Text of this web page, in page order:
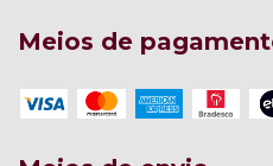
Meios de